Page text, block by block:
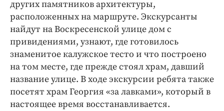
других памятников архитектуры,
расположенных на маршруте. Экскурсанты
найдут на Воскресенской улице дом с
привидениями, узнают, где готовилось
знаменитое калужское тесто и что построено
на том месте, где прежде стоял храм, давший
название улице. В ходе экскурсии ребята также
посетят храм Георгия «за лавками», который в
настоящее время восстанавливается.